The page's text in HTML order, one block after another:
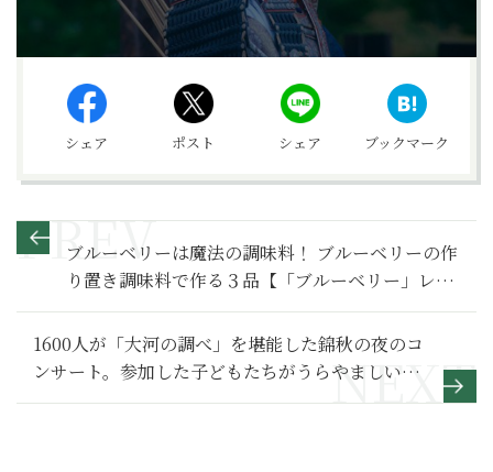
シェア ポスト シェア ブックマーク
ブルーベリーは魔法の調味料！ ブルーベリーの作
り置き調味料で作る３品【「ブルーベリー」レシ
ピ】
1600人が「大河の調べ」を堪能した錦秋の夜のコ
ンサート。参加した子どもたちがうらやましい
【光る君へ 満喫リポート】沼ル音楽会編